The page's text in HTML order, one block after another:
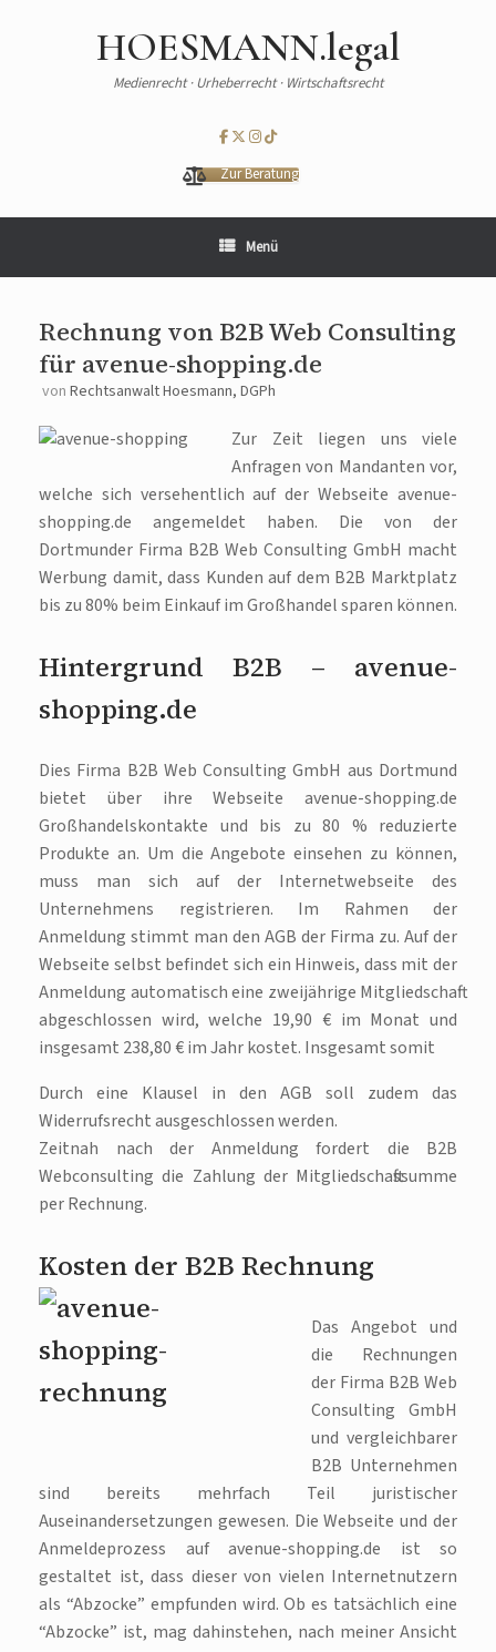
HOESMANN.legal
Medienrecht · Urheberrecht · Wirtschaftsrecht
Zur Beratung
Menü
Rechnung von B2B Web Consulting
für avenue-shopping.de
von Rechtsanwalt Hoesmann, DGPh
Zur Zeit liegen uns viele
Anfragen von Mandanten vor,
welche sich versehentlich auf der Webseite avenue-
shopping.de angemeldet haben. Die von der
Dortmunder Firma B2B Web Consulting GmbH macht
Werbung damit, dass Kunden auf dem B2B Marktplatz
bis zu 80% beim Einkauf im Großhandel sparen können.
Hintergrund B2B – avenue-
shopping.de
Dies Firma B2B Web Consulting GmbH aus Dortmund
bietet über ihre Webseite avenue-shopping.de
Großhandelskontakte und bis zu 80 % reduzierte
Produkte an. Um die Angebote einsehen zu können,
muss man sich auf der Internetwebseite des
Unternehmens registrieren. Im Rahmen der
Anmeldung stimmt man den AGB der Firma zu. Auf der
Webseite selbst befindet sich ein Hinweis, dass mit der
Anmeldung automatisch eine zweijährige Mitgliedschaft
abgeschlossen wird, welche 19,90 € im Monat und
insgesamt 238,80 € im Jahr kostet. Insgesamt somit
Durch eine Klausel in den AGB soll zudem das
Widerrufsrecht ausgeschlossen werden.
Zeitnah nach der Anmeldung fordert die B2B
Webconsulting die Zahlung der Mitgliedschaftssumme
per Rechnung.
Kosten der B2B Rechnung
Das Angebot und
die Rechnungen
der Firma B2B Web
Consulting GmbH
und vergleichbarer
B2B Unternehmen
sind bereits mehrfach Teil juristischer
Auseinandersetzungen gewesen. Die Webseite und der
Anmeldeprozess auf avenue-shopping.de ist so
gestaltet ist, dass dieser von vielen Internetnutzern
als “Abzocke” empfunden wird. Ob es tatsächlich eine
“Abzocke” ist, mag dahinstehen, nach meiner Ansicht